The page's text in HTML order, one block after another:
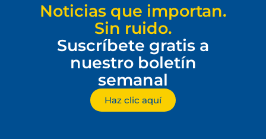
Noticias que importan.
Sin ruido.
Suscríbete gratis a
nuestro boletín
semanal
Haz clic aquí